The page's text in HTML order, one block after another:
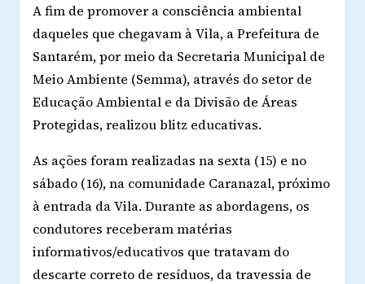
A fim de promover a consciência ambiental
daqueles que chegavam à Vila, a Prefeitura de
Santarém, por meio da Secretaria Municipal de
Meio Ambiente (Semma), através do setor de
Educação Ambiental e da Divisão de Áreas
Protegidas, realizou blitz educativas.
As ações foram realizadas na sexta (15) e no
sábado (16), na comunidade Caranazal, próximo
à entrada da Vila. Durante as abordagens, os
condutores receberam matérias
informativos/educativos que tratavam do
descarte correto de resíduos, da travessia de